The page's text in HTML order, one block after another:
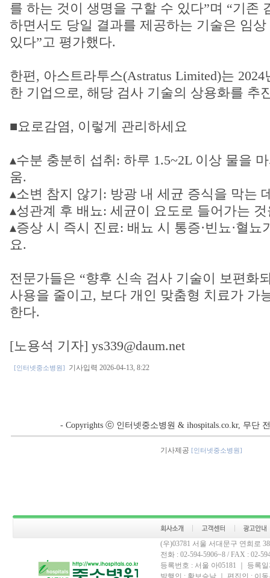
를 하는 것이 생명을 구할 수 있다”며 “기존
하면서도 당일 결과를 제공하는 기술은 임
있다”고 평가했다.
한편, 아스트라투스(Astratus Limited)는
한 기업으로, 해당 검사 기술의 상용화를 추
■요로감염, 이렇게 관리하세요
▴수분 충분히 섭취: 하루 1.5~2L 이상 물을
움.
▴소변 참지 않기: 방광 내 세균 증식을 막는
▴성관계 후 배뇨: 세균이 요도로 들어가는
▴증상 시 즉시 진료: 배뇨 시 통증·빈뇨·혈
요.
전문가들은 “향후 신속 검사 기술이 보편화
사용을 줄이고, 보다 개인 맞춤형 치료가 가
한다.
[노용석 기자] ys339@daum.net
[인터넷중소병원] 기사입력 2026-04-13, 8:22
- Copyrights ⓒ 인터넷중소병원 & ihospitals.co.kr, 무단
기사제공 [인터넷중소병원]
(우)03781 서울 서대문구 연희로
전화 : 02-594-5906~8 / FAX : 02-
등록번호 : 서울 아05181 ｜ 등록
발행인 : 황보승남 ｜ 편집인 : 이